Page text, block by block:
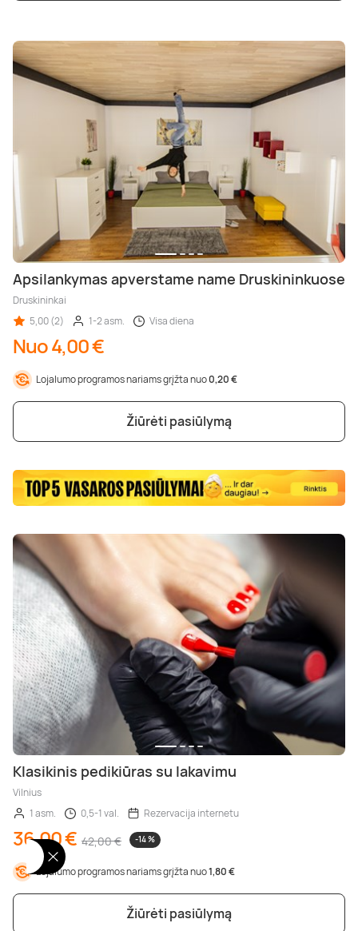
Apsilankymas apverstame name Druskininkuose
Druskininkai
5,00 (2)
1-2 asm. Visa diena
Nuo 4,00 €
Lojalumo programos nariams grįžta nuo0,20 €
Žiūrėti pasiūlymą
Klasikinis pedikiūras su lakavimu
Vilnius
1 asm.
0,5-1 val. Rezervacija internetu
36,00 € 42,00 € -14 %
Lojalumo programos nariams grįžta nuo1,80 €
Žiūrėti pasiūlymą